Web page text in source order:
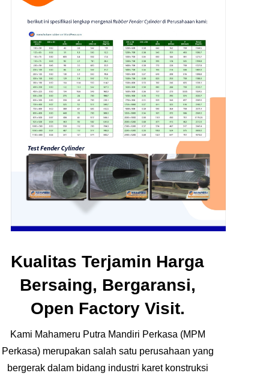
Kualitas Terjamin Harga
Bersaing, Bergaransi,
Open Factory Visit.
Kami Mahameru Putra Mandiri Perkasa (MPM
Perkasa) merupakan salah satu perusahaan yang
bergerak dalam bidang industri karet konstruksi